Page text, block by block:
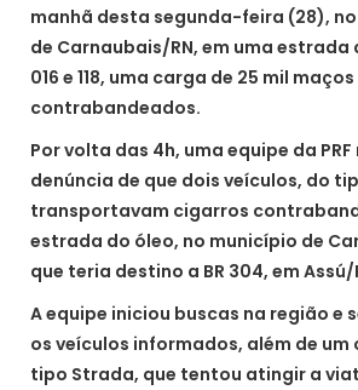
manhã desta segunda-feira (28),
de Carnaubais/RN, em uma estrada
016 e 118, uma carga de 25 mil
contrabandeados.
Por volta das 4h, uma equipe da
denúncia de que dois veículos, do
transportavam cigarros
estrada do óleo, no município de
que teria destino a BR 304, em Assú/
A equipe iniciou buscas na região e
os veículos informados, além de
tipo Strada, que tentou atingir a